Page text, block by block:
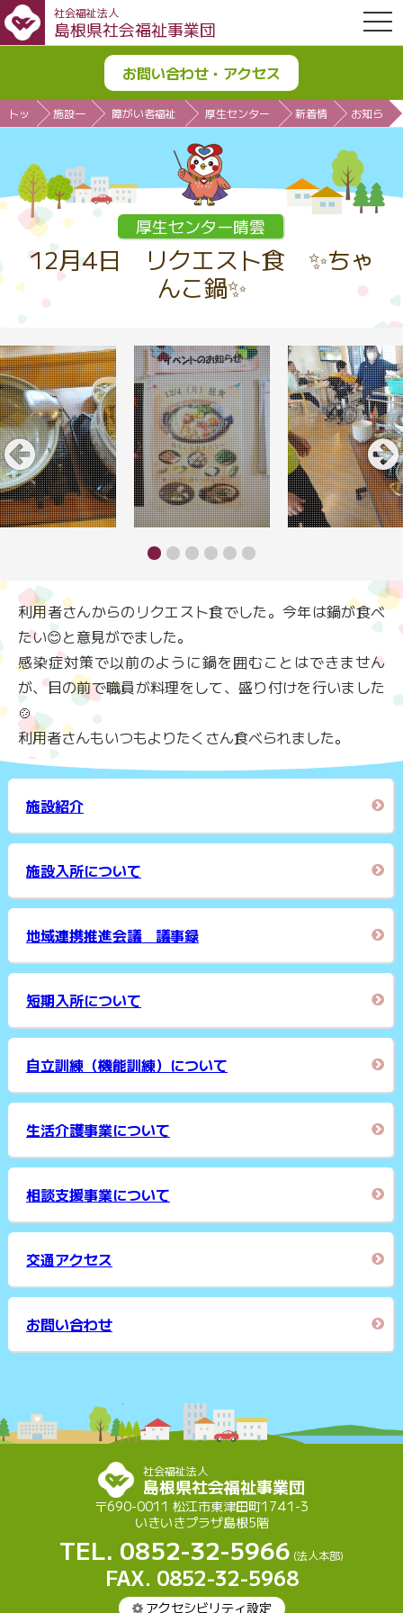
社会福祉法人
島根県社会福祉事業団
お問い合わせ・アクセス
トッ
施設一
障がい者福祉
厚生センター
新着情
お知ら
厚生センター晴雲
12月4日 リクエスト食 ✨ちゃ
んこ鍋✨
利用者さんからのリクエスト食でした。今年は鍋が食べ
たい😊と意見がでました。
感染症対策で以前のように鍋を囲むことはできません
が、目の前で職員が料理をして、盛り付けを行いました
🍲
利用者さんもいつもよりたくさん食べられました。
施設紹介
施設入所について
地域連携推進会議 議事録
短期入所について
自立訓練（機能訓練）について
生活介護事業について
相談支援事業について
交通アクセス
お問い合わせ
社会福祉法人
島根県社会福祉事業団
〒690-0011 松江市東津田町1741-3
いきいきプラザ島根5階
TEL. 0852-32-5966 (法人本部)
FAX. 0852-32-5968
アクセシビリティ設定